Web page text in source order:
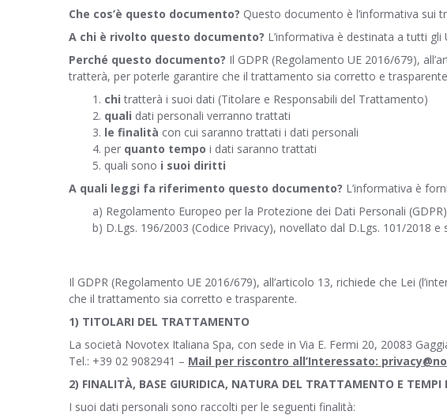
Che cos’è questo documento? Questo documento è l’informativa sui
A chi è rivolto questo documento? L’informativa è destinata a tutti
Perché questo documento? Il GDPR (Regolamento UE 2016/679),
tratterà, per poterle garantire che il trattamento sia corretto e
1. chi tratterà i suoi dati (Titolare e Responsabili del Trattamento)
2. quali dati personali verranno trattati
3. le finalità con cui saranno trattati i dati personali
4. per quanto tempo i dati saranno trattati
5. quali sono i suoi diritti
A quali leggi fa riferimento questo documento? L’informativa è
a) Regolamento Europeo per la Protezione dei Dati Personali
b) D.Lgs. 196/2003 (Codice Privacy), novellato dal D.Lgs. 101/2018 e
Il GDPR (Regolamento UE 2016/679), all’articolo 13, richiede che Lei
che il trattamento sia corretto e trasparente.
1) TITOLARI DEL TRATTAMENTO
La società Novotex Italiana Spa, con sede in Via E. Fermi 20, 20083
Tel.: +39 02 9082941 – Mail per riscontro all’Interessato:
2) FINALITÀ, BASE GIURIDICA, NATURA DEL TRATTAMENTO E TEMPI
I suoi dati personali sono raccolti per le seguenti finalità: